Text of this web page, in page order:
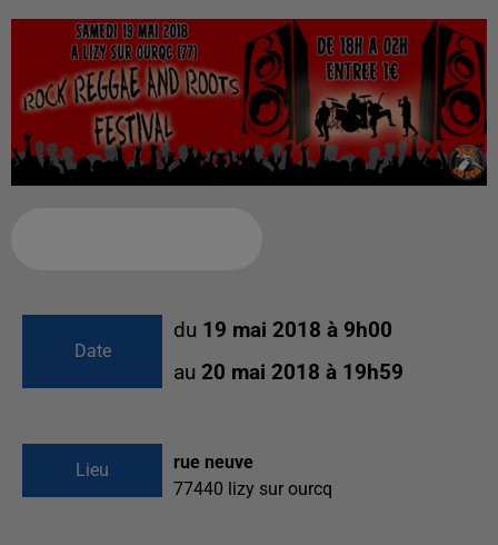
Date
du 19 mai 2018 à 9h00
au 20 mai 2018 à 19h59
Lieu
rue neuve
77440 lizy sur ourcq